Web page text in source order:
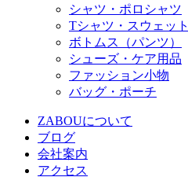
シャツ・ポロシャツ
Tシャツ・スウェッ
ボトムス（パンツ）
シューズ・ケア用品
ファッション小物
バッグ・ポーチ
ZABOUについて
ブログ
会社案内
アクセス